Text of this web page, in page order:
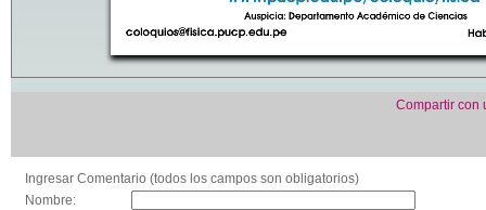
Compartir con
Ingresar Comentario (todos los campos son obligatorios)
Nombre: